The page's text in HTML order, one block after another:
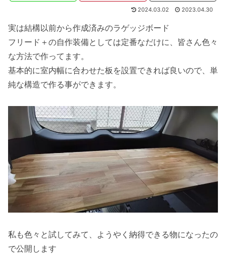
2024.03.02 2023.04.30
実は結構以前から作成済みのラゲッジボード
フリード＋の自作装備としては定番なだけに、皆さん色々
な方法で作ってます。
基本的に室内幅に合わせた板を設置できれば良いので、単
純な構造で作る事ができます。
私も色々と試してみて、ようやく納得できる物になったの
で公開します